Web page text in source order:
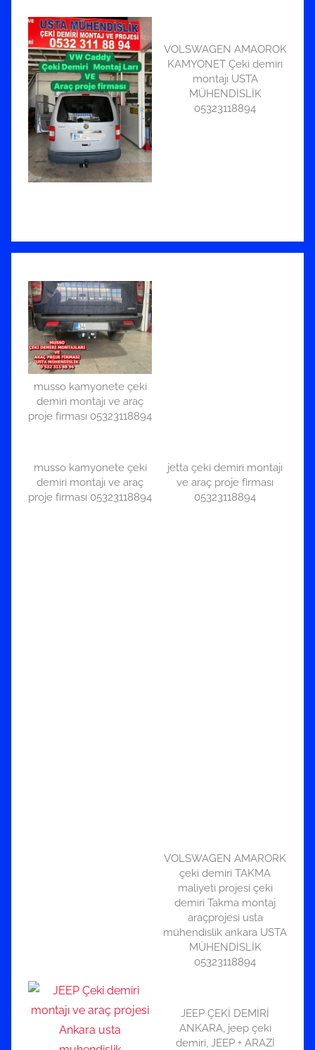
VOLSWAGEN AMAOROK
KAMYONET Çeki demiri
montajı USTA
MÜHENDİSLİK
05323118894
musso kamyonete çeki
demiri montajı ve araç
proje firması 05323118894
musso kamyonete çeki
demiri montajı ve araç
proje firması 05323118894
jetta çeki demiri montajı
ve araç proje firması
05323118894
VOLSWAGEN AMARORK
çeki demiri TAKMA
maliyeti projesi çeki
demiri Takma montaj
araçprojesi usta
mühendislik ankara USTA
MÜHENDİSLİK
05323118894
JEEP ÇEKİ DEMİRİ
ANKARA, jeep çeki
demiri, JEEP + ARAZİ